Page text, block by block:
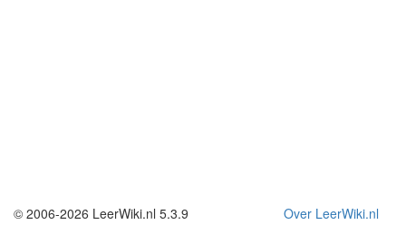
Over LeerWiki.nl
© 2006-2026 LeerWiki.nl 5.3.9